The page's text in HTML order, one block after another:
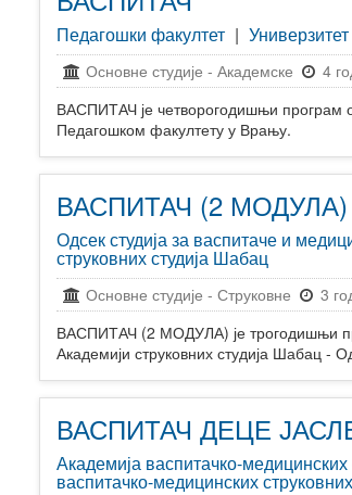
Педагошки факултет |
Основне студије - Академске 4
ВАСПИТАЧ је четворогодишњи програм
Педагошком факултету у Врању.
ВАСПИТАЧ (2 МОДУЛА)
Одсек студија за васпитаче и
струковних студија Шабац
Основне студије - Струковне 3
ВАСПИТАЧ (2 МОДУЛА) је трогодишњи
Академији струковних студија Шабац -
ВАСПИТАЧ ДЕЦЕ
Академија васпитачко-
васпитачко-медицинских